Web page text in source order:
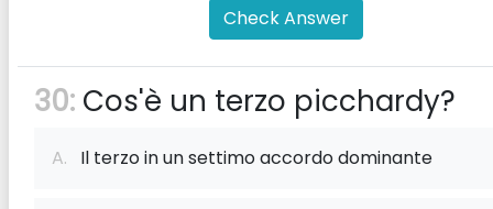
Check Answer
30: Cos'è un terzo picchardy?
A. Il terzo in un settimo accordo dominante